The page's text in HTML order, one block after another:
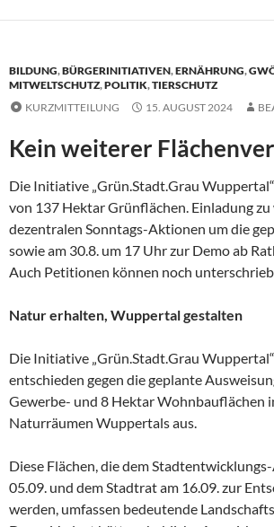
BILDUNG,BÜRGERINITIATIVEN,ERNÄHRUNG,
MITWELTSCHUTZ,POLITIK,TIERSCHUTZ
KURZMITTEILUNG
15. AUGUST 2024
Kein weiterer
Die Initiative „Grün.Stadt.Grau
von 137 Hektar Grünflächen. Einladung
dezentralen Sonntags-Aktionen um die
sowie am 30.8. um 17 Uhr zur Demo ab
Auch Petitionen können noch
Natur erhalten, Wuppertal gestalten
Die Initiative „Grün.Stadt.Grau
entschieden gegen die geplante
Gewerbe- und 8 Hektar Wohnbauflächen
Naturräumen Wuppertals aus.
Diese Flächen, die dem
05.09. und dem Stadtrat am 16.09. zur
werden, umfassen bedeutende